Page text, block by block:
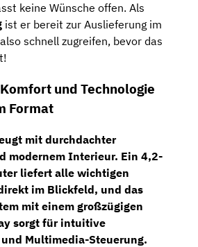
keine Wünsche offen. Als
ist er bereit zur Auslieferung im
schnell zugreifen, bevor das
und Technologie
Format
mit durchdachter
modernem Interieur. Ein 4,2-
liefert alle wichtigen
im Blickfeld, und das
mit einem großzügigen
sorgt für intuitive
Multimedia-Steuerung.